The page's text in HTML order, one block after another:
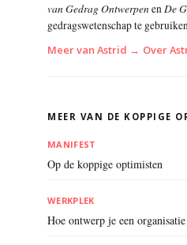
van Gedrag OntwerpenenDe
gedragswetenschap te
Meer van Astrid → Over
MEER VAN DE KOPPIGE
MANIFEST
Op de koppige optimisten
WERKPLEK
Hoe ontwerp je een